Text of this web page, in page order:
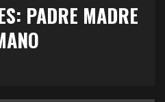
PADRE MADRE